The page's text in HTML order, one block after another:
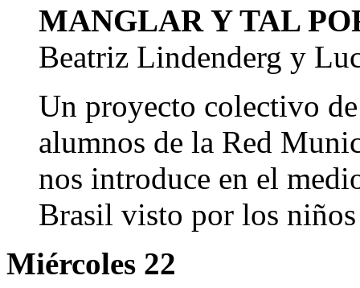
MANGLAR Y TAL
Beatriz Lindenderg y
Un proyecto colectivo
alumnos de la Red
nos introduce en el
Brasil visto por los niños
Miércoles 22